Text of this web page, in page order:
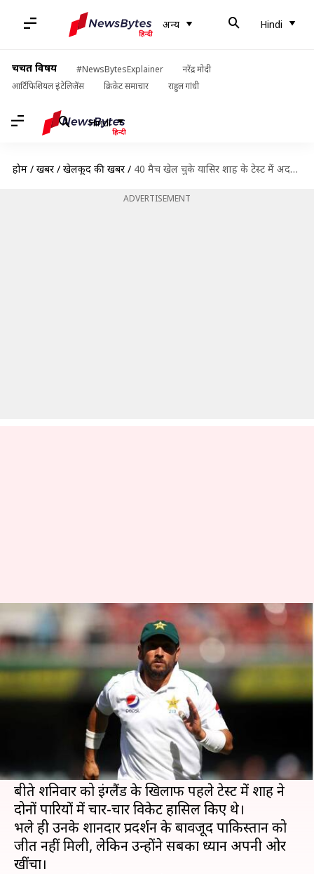
अन्य Hindi
चर्चित विषय #NewsBytesExplainer
नरेंद्र मोदी
आर्टिफिशियल इंटेलिजेंस
क्रिकेट समाचार राहुल गांधी
Hindi
होम / खबरें / खेलकूद की खबरें / 40 मैच खेल चुके यासिर शाह के टेस्ट में अदभुत आंकड़ों पर एक नजर
ADVERTISEMENT
40 मैच खेल चुके यासिर शाह के टेस्ट
में अदभुत आंकड़ों पर एक नजर
लेखन Neeraj Pandey Aug 09, 2020 04:19 pm
पाकिस्तानी लेग-स्पिनर यासिर शाह ने टेस्ट क्रिकेट में शानदार
प्रदर्शन किया है और खास तौर से विदेशों में उनका प्रदर्शन
काफी अच्छा रहा है।
बीते शनिवार को इंग्लैंड के खिलाफ पहले टेस्ट में शाह ने
दोनों पारियों में चार-चार विकेट हासिल किए थे।
भले ही उनके शानदार प्रदर्शन के बावजूद पाकिस्तान को
जीत नहीं मिली, लेकिन उन्होंने सबका ध्यान अपनी ओर
खींचा।